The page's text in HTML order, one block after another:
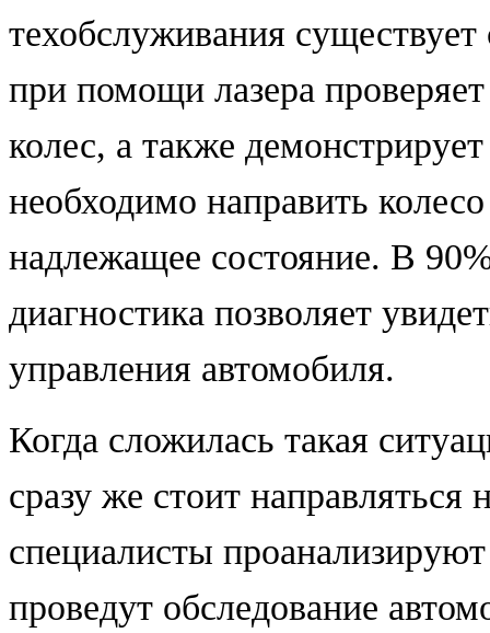
техобслуживания
при помощи лазера
колес, а также
необходимо направить
надлежащее состояние. В
диагностика позволяет
управления автомобиля.
Когда сложилась такая
сразу же стоит
специалисты
проведут обследование